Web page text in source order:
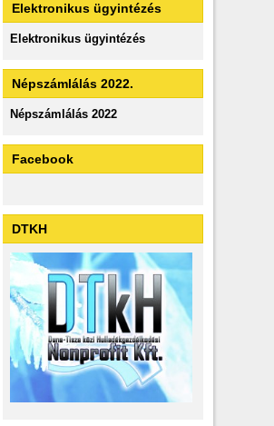
Elektronikus ügyintézés
Elektronikus ügyintézés
Népszámlálás 2022.
Népszámlálás 2022
Facebook
DTKH